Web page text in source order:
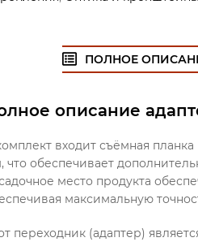
ПОЛНОЕ
описание
входит съёмная
что обеспечивает
место продукта
максимальную
переходник (адаптер)